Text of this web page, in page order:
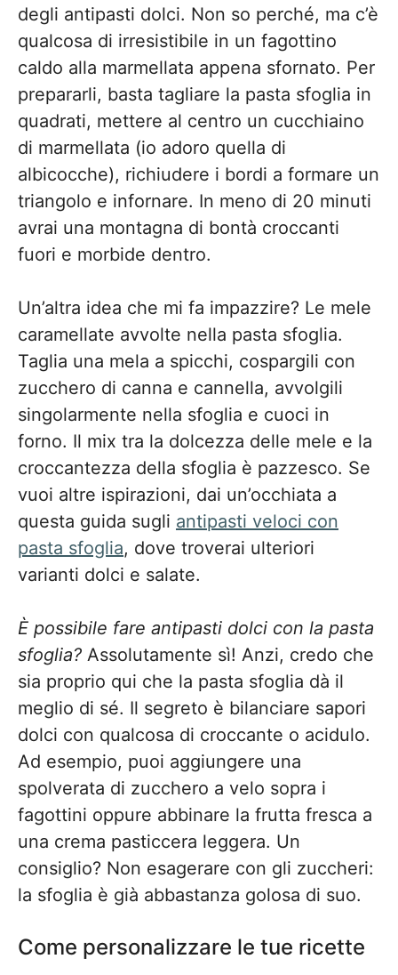
degli antipasti dolci. Non so perché, ma c’è
qualcosa di irresistibile in un fagottino
caldo alla marmellata appena sfornato. Per
prepararli, basta tagliare la pasta sfoglia in
quadrati, mettere al centro un cucchiaino
di marmellata (io adoro quella di
albicocche), richiudere i bordi a formare un
triangolo e infornare. In meno di 20 minuti
avrai una montagna di bontà croccanti
fuori e morbide dentro.
Un’altra idea che mi fa impazzire? Le mele
caramellate avvolte nella pasta sfoglia.
Taglia una mela a spicchi, cospargili con
zucchero di canna e cannella, avvolgili
singolarmente nella sfoglia e cuoci in
forno. Il mix tra la dolcezza delle mele e la
croccantezza della sfoglia è pazzesco. Se
vuoi altre ispirazioni, dai un’occhiata a
questa guida sugli antipasti veloci con
pasta sfoglia, dove troverai ulteriori
varianti dolci e salate.
È possibile fare antipasti dolci con la pasta
sfoglia? Assolutamente sì! Anzi, credo che
sia proprio qui che la pasta sfoglia dà il
meglio di sé. Il segreto è bilanciare sapori
dolci con qualcosa di croccante o acidulo.
Ad esempio, puoi aggiungere una
spolverata di zucchero a velo sopra i
fagottini oppure abbinare la frutta fresca a
una crema pasticcera leggera. Un
consiglio? Non esagerare con gli zuccheri:
la sfoglia è già abbastanza golosa di suo.
Come personalizzare le tue ricette